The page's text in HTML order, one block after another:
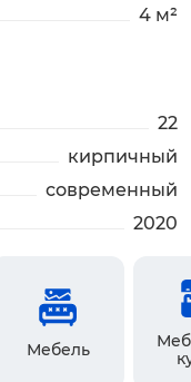
4 м²
22
кирпичный
современный
2020
Мебель